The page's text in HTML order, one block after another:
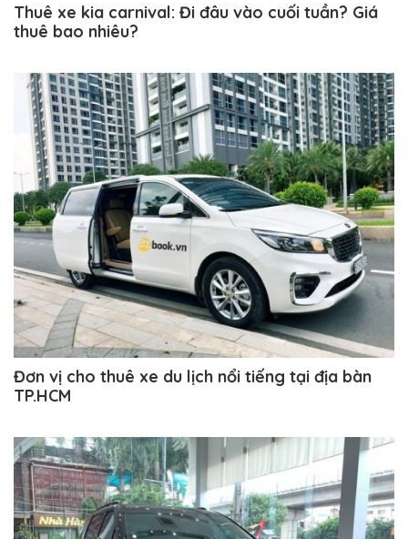
Thuê xe kia carnival: Đi đâu vào cuối tuần? Giá
thuê bao nhiêu?
Đơn vị cho thuê xe du lịch nổi tiếng tại địa bàn
TP.HCM